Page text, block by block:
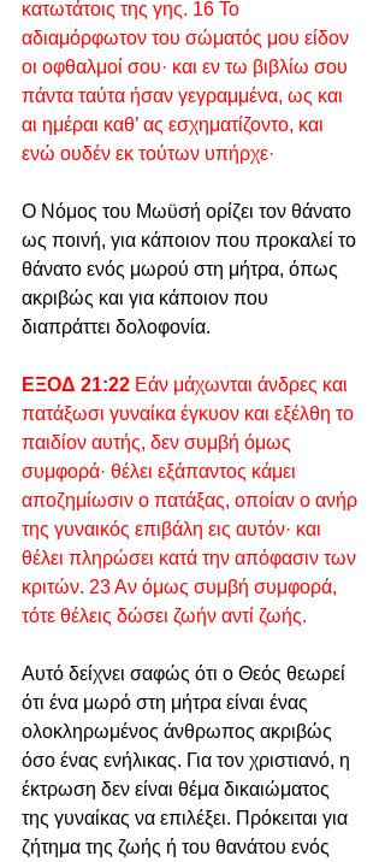
κατωτάτοις της γης. 16 Το
αδιαμόρφωτον του σώματός μου είδον
οι οφθαλμοί σου· και εν τω βιβλίω σου
πάντα ταύτα ήσαν γεγραμμένα, ως και
αι ημέραι καθ’ ας εσχηματίζοντο, και
ενώ ουδέν εκ τούτων υπήρχε·
Ο Νόμος του Μωϋσή ορίζει τον θάνατο
ως ποινή, για κάποιον που προκαλεί το
θάνατο ενός μωρού στη μήτρα, όπως
ακριβώς και για κάποιον που
διαπράττει δολοφονία.
ΕΞΟΔ 21:22 Εάν μάχωνται άνδρες και
πατάξωσι γυναίκα έγκυον και εξέλθη το
παιδίον αυτής, δεν συμβή όμως
συμφορά· θέλει εξάπαντος κάμει
αποζημίωσιν ο πατάξας, οποίαν ο ανήρ
της γυναικός επιβάλη εις αυτόν· και
θέλει πληρώσει κατά την απόφασιν των
κριτών. 23 Αν όμως συμβή συμφορά,
τότε θέλεις δώσει ζωήν αντί ζωής.
Αυτό δείχνει σαφώς ότι ο Θεός θεωρεί
ότι ένα μωρό στη μήτρα είναι ένας
ολοκληρωμένος άνθρωπος ακριβώς
όσο ένας ενήλικας. Για τον χριστιανό, η
έκτρωση δεν είναι θέμα δικαιώματος
της γυναίκας να επιλέξει. Πρόκειται για
ζήτημα της ζωής ή του θανάτου ενός